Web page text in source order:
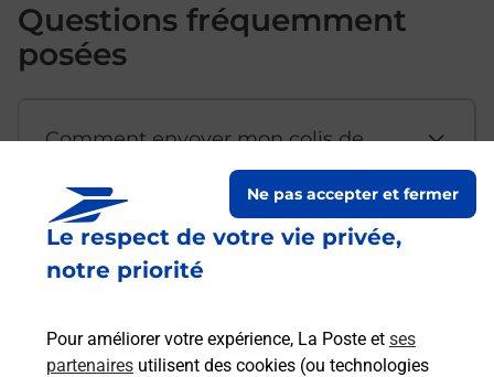
Le respect de votre vie privée,
notre priorité
Pour améliorer votre expérience, La Poste et ses
partenaires utilisent des cookies (ou technologies
Ne pas accepter et fermer
Questions fréquemment
posées
Comment envoyer mon colis de
Est-il possible d’acheter un
emballage directement depuis un